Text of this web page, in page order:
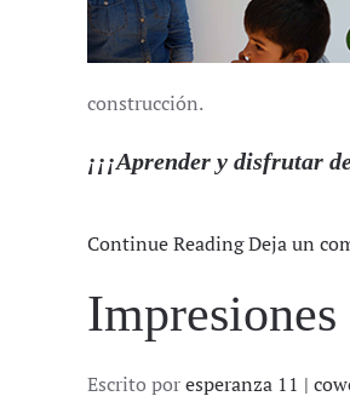
construcción.
¡¡¡Aprender y disfrutar
Continue ReadingDeja un
Escrito poresperanza 11 |